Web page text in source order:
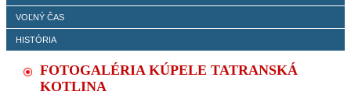
VOĽNÝ ČAS
HISTÓRIA
FOTOGALÉRIA KÚPELE TATRANSKÁ
KOTLINA